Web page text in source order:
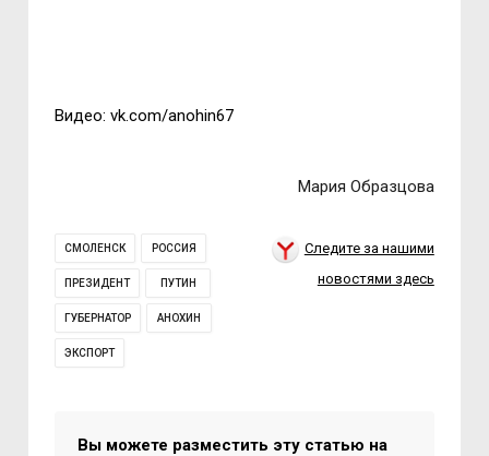
Видео: vk.com/anohin67
Мария Образцова
СМОЛЕНСК РОССИЯ
ПРЕЗИДЕНТ ПУТИН
ГУБЕРНАТОР АНОХИН
ЭКСПОРТ
Следите за нашими
новостями здесь
Вы можете разместить эту статью на